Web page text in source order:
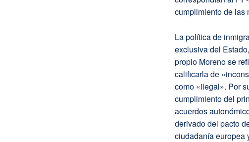
cumplimiento de las
La política de
exclusiva del
propio Moreno se
calificarla de
como «ilegal». Por
cumplimiento del
acuerdos
derivado del pacto
ciudadanía europea